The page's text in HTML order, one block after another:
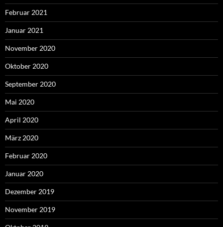
Februar 2021
Januar 2021
November 2020
Oktober 2020
September 2020
Mai 2020
April 2020
März 2020
Februar 2020
Januar 2020
Dezember 2019
November 2019